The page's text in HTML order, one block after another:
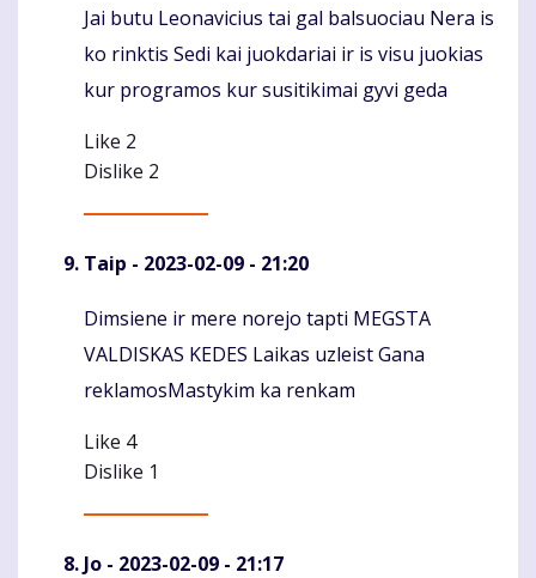
Komentaras
Jai butu Leonavicius tai gal balsuociau Nera is
ko rinktis Sedi kai juokdariai ir is visu juokias
kur programos kur susitikimai gyvi geda
Like 2
Dislike 2
Taip - 2023-02-09 - 21:20
Komentaras
Dimsiene ir mere norejo tapti MEGSTA
VALDISKAS KEDES Laikas uzleist Gana
reklamosMastykim ka renkam
Like 4
Dislike 1
Jo - 2023-02-09 - 21:17